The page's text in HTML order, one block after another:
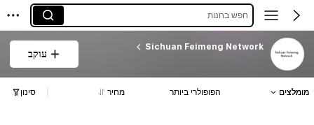
חפש בחנות
Sichuan Feimeng Network
עוקב
מומלצים הפופולרי ביותר מחיר סינון